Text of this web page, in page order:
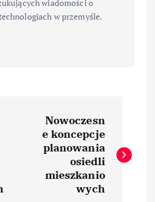
wiadomości o
w przemyśle.
Nowoczesn
e koncepcje
planowania
osiedli
mieszkanio
wych